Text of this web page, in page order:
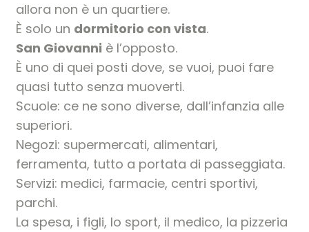
allora non è un quartiere.
È solo un dormitorio con vista.
San Giovanni è l’opposto.
È uno di quei posti dove, se vuoi, puoi fare
quasi tutto senza muoverti.
Scuole: ce ne sono diverse, dall’infanzia alle
superiori.
Negozi: supermercati, alimentari,
ferramenta, tutto a portata di passeggiata.
Servizi: medici, farmacie, centri sportivi,
parchi.
La spesa, i figli, lo sport, il medico, la pizzeria